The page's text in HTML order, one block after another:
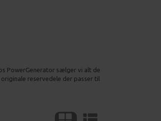
PowerGenerator sælger vi alt de
reservedele der passer til